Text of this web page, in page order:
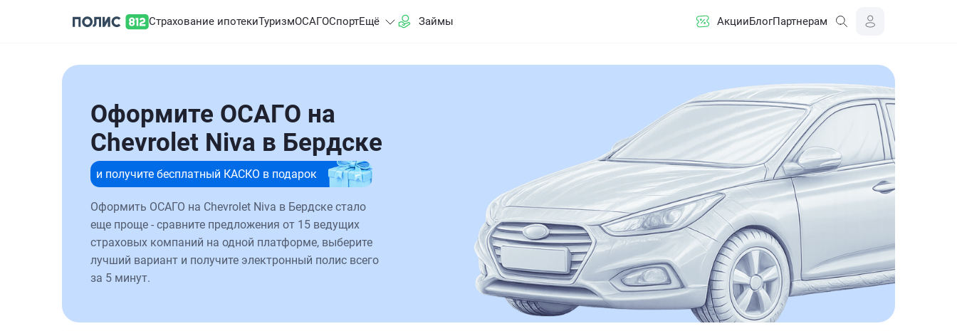
Страхование ипотекиТуризмОСАГОСпортЕщё Займы АкцииБлогПартнерам
Оформите ОСАГО на
Chevrolet Niva в Бердске
и получите бесплатный КАСКО в подарок
Оформить ОСАГО на Chevrolet Niva в Бердске стало
еще проще - сравните предложения от 15 ведущих
страховых компаний на одной платформе, выберите
лучший вариант и получите электронный полис всего
за 5 минут.